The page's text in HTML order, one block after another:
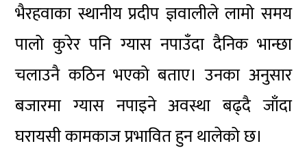
भैरहवाका स्थानीय प्रदीप ज्ञवालीले लामो समय
पालो कुरेर पनि ग्यास नपाउँदा दैनिक भान्छा
चलाउनै कठिन भएको बताए। उनका अनुसार
बजारमा ग्यास नपाइने अवस्था बढ्दै जाँदा
घरायसी कामकाज प्रभावित हुन थालेको छ।